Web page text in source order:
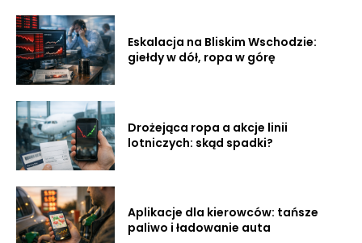
Eskalacja na Bliskim Wschodzie:
giełdy w dół, ropa w górę
Drożejąca ropa a akcje linii
lotniczych: skąd spadki?
Aplikacje dla kierowców: tańsze
paliwo i ładowanie auta